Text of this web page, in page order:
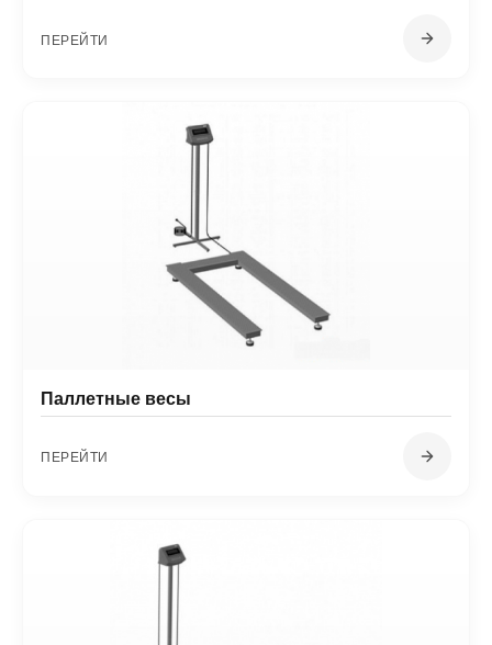
ПЕРЕЙТИ
Паллетные весы
ПЕРЕЙТИ